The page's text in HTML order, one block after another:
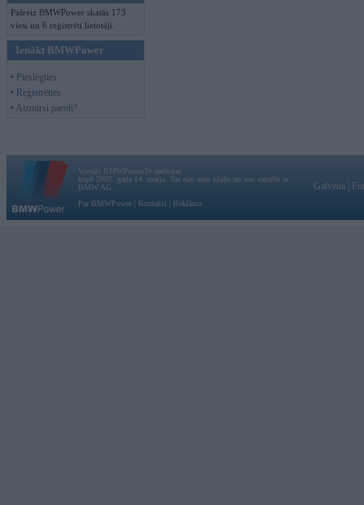
Pašreiz BMWPower skatās 173
viesi un 6 reģistrēti lietotāji.
Ienākt BMWPower
• Pieslēgties
• Reģistrēties
• Aizmirsi paroli?
Vortāls BMWPower.lv darbojas
kopš 2002. gada 14. maija. Tas nav auto klubs un nav saistīts ar
BMW AG.
Par BMWPower
Kontakti Reklāma
Galvena